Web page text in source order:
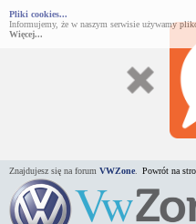
Pliki cookies...
Informujemy, że w naszym serwisie używamy
Więcej...
Znajdujesz się na forum VWZone Powrót na